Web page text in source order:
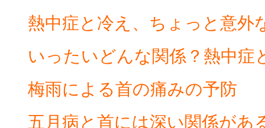
熱中症と冷え、ちょっと意外
いったいどんな関係？熱中症
梅雨による首の痛みの予防
五月病と首には深い関係があ